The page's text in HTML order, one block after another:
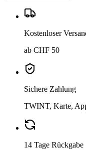
Kostenloser
ab CHF 50
Sichere Zahlung
TWINT, Karte,
14 Tage Rückgabe